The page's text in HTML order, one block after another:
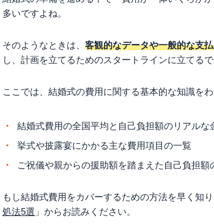
人気の日取りを避ける
演出やアイテムをカットする
結婚式の費用は夫婦や両家でどう分担す
夫婦で均等に折半する
まずはお互いの貯金額と予算感を正直に共有す
両家の親への報告と相談のタイミング
まとめ
多いですよね。
そのようなときは、 客観的なデータや一般的な支
し、計画を立てるためのスタートラインに立てるで
ここでは、結婚式の費用に関する基本的な知識を
結婚式費用の全国平均と自己負担額のリアルな
挙式や披露宴にかかる主な費用項目の一覧
ご祝儀や親からの援助額を踏まえた自己負担額
もし結婚式費用をカバーするための方法を早く知
処法5選 」からお読みください。